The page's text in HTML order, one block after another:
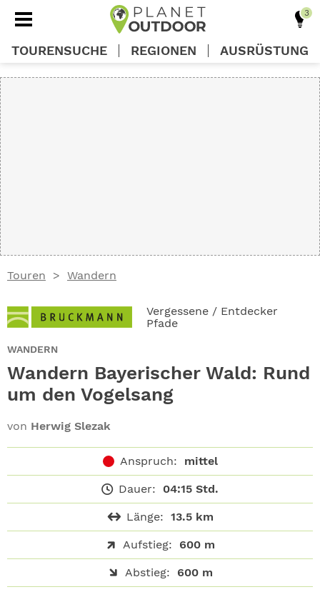
Touren Wandern
Vergessene / Entdecker
Pfade
WANDERN
Wandern Bayerischer Wald: Rund
um den Vogelsang
von Herwig Slezak
Anspruch: mittel
Dauer: 04:15 Std.
Länge: 13.5 km
Aufstieg: 600 m
Abstieg: 600 m
TOURENSUCHE REGIONEN AUSRÜSTUNG
ABO
NEWSLETTER
SHOP